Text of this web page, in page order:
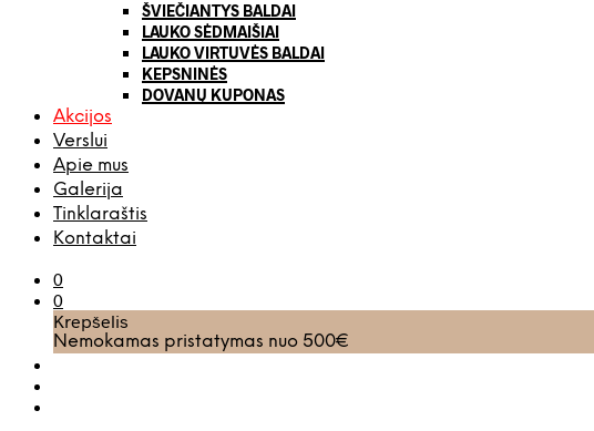
ŠVIEČIANTYS BALDAI
LAUKO SĖDMAIŠIAI
LAUKO VIRTUVĖS BALDAI
KEPSNINĖS
DOVANŲ KUPONAS
Akcijos
Verslui
Apie mus
Galerija
Tinklaraštis
Kontaktai
0
0
Krepšelis
Nemokamas pristatymas nuo 500€